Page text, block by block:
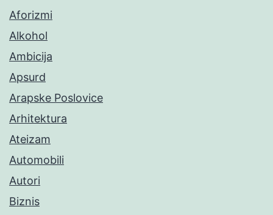
Aforizmi
Alkohol
Ambicija
Apsurd
Arapske Poslovice
Arhitektura
Ateizam
Automobili
Autori
Biznis